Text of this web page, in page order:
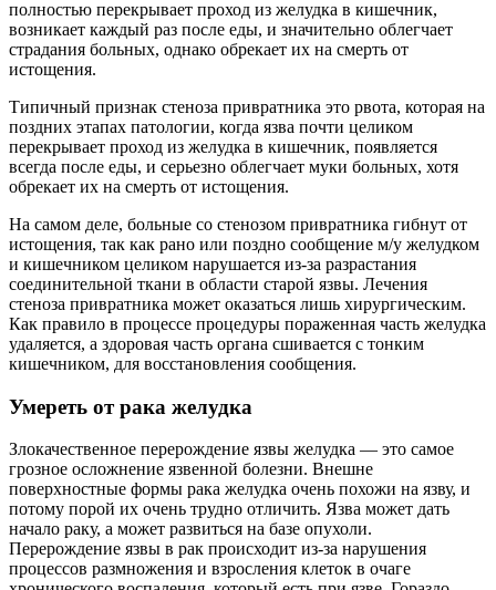
полностью перекрывает проход из желудка в кишечник,
возникает каждый раз после еды, и значительно облегчает
страдания больных, однако обрекает их на смерть от
истощения.
Типичный признак стеноза привратника это рвота, которая на
поздних этапах патологии, когда язва почти целиком
перекрывает проход из желудка в кишечник, появляется
всегда после еды, и серьезно облегчает муки больных, хотя
обрекает их на смерть от истощения.
На самом деле, больные со стенозом привратника гибнут от
истощения, так как рано или поздно сообщение м/у желудком
и кишечником целиком нарушается из-за разрастания
соединительной ткани в области старой язвы. Лечения
стеноза привратника может оказаться лишь хирургическим.
Как правило в процессе процедуры пораженная часть желудка
удаляется, а здоровая часть органа сшивается с тонким
кишечником, для восстановления сообщения.
Умереть от рака желудка
Злокачественное перерождение язвы желудка — это самое
грозное осложнение язвенной болезни. Внешне
поверхностные формы рака желудка очень похожи на язву, и
потому порой их очень трудно отличить. Язва может дать
начало раку, а может развиться на базе опухоли.
Перерождение язвы в рак происходит из-за нарушения
процессов размножения и взросления клеток в очаге